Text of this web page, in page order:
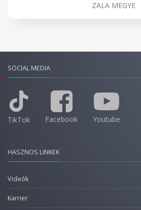
ZALA MEGYE
SOCIAL MEDIA
TikTok Facebook Youtube
HASZNOS LINKEK
Videók
Karrier